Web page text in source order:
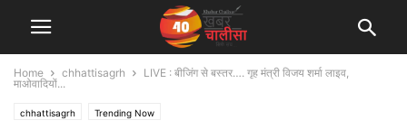
Home chhattisagrh
LIVE : बीजिंग से बस्तर…. गृह मंत्री विजय शर्मा लाइव,
माओवादियों...
chhattisagrh Trending Now